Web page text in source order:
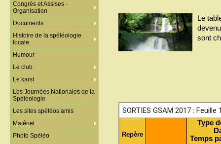
Le
sont
Congrès et Assises -
Organisation
Documents
Histoire de la spéléologie
locale
Humour
Le club
Le karst
Les Journées Nationales de la
Spéléologie
Les sites spéléos amis
Matériel
Photo Spéléo